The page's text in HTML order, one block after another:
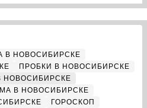
В НОВОСИБИРСКЕ
ПРОБКИ В НОВОСИБИРСКЕ
НОВОСИБИРСКЕ
В НОВОСИБИРСКЕ
ГОРОСКОП